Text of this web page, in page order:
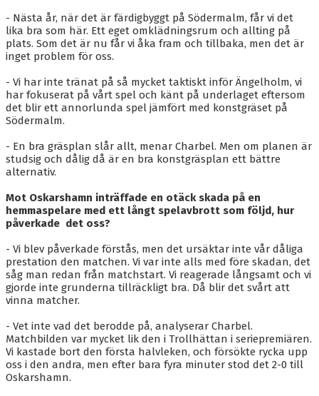
- Nästa år, när det är färdigbyggt på Södermalm, får vi det
lika bra som här. Ett eget omklädningsrum och allting på
plats. Som det är nu får vi åka fram och tillbaka, men det är
inget problem för oss.
- Vi har inte tränat på så mycket taktiskt inför Ängelholm, vi
har fokuserat på vårt spel och känt på underlaget eftersom
det blir ett annorlunda spel jämfört med konstgräset på
Södermalm.
- En bra gräsplan slår allt, menar Charbel. Men om planen är
studsig och dålig då är en bra konstgräsplan ett bättre
alternativ.
Mot Oskarshamn inträffade en otäck skada på en
hemmaspelare med ett långt spelavbrott som följd, hur
påverkade det oss?
- Vi blev påverkade förstås, men det ursäktar inte vår dåliga
prestation den matchen. Vi var inte alls med före skadan, det
såg man redan från matchstart. Vi reagerade långsamt och vi
gjorde inte grunderna tillräckligt bra. Då blir det svårt att
vinna matcher.
- Vet inte vad det berodde på, analyserar Charbel.
Matchbilden var mycket lik den i Trollhättan i seriepremiären.
Vi kastade bort den första halvleken, och försökte rycka upp
oss i den andra, men efter bara fyra minuter stod det 2-0 till
Oskarshamn.